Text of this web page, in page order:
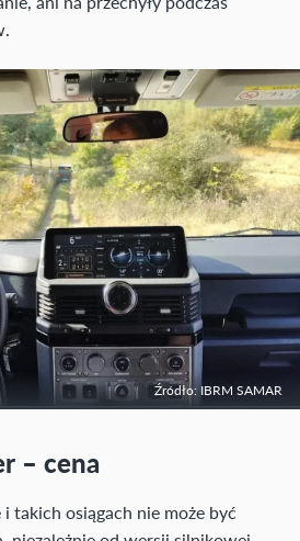
Źródło: IBRM SAMAR
– cena
takich osiągach nie może być